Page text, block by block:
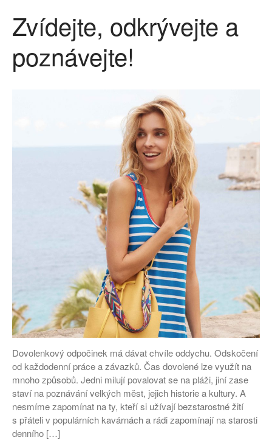
Zvídejte, odkrývejte a
poznávejte!
Dovolenkový odpočinek má dávat chvíle oddychu. Odskočení
od každodenní práce a závazků. Čas dovolené lze využít na
mnoho způsobů. Jedni milují povalovat se na pláži, jiní zase
staví na poznávání velkých měst, jejich historie a kultury. A
nesmíme zapomínat na ty, kteří si užívají bezstarostné žití
s přáteli v populárních kavárnách a rádi zapomínají na starosti
denního […]